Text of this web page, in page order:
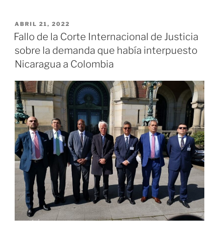
PUBLICADO
EL
ABRIL 21, 2022
Fallo de la Corte Internacional de Justicia
sobre la demanda que había interpuesto
Nicaragua a Colombia